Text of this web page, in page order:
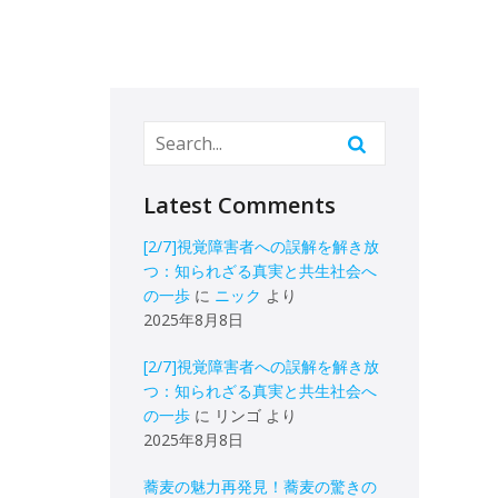
Latest Comments
[2/7]視覚障害者への誤解を解き放
つ：知られざる真実と共生社会へ
の一歩 に ニック より
2025年8月8日
[2/7]視覚障害者への誤解を解き放
つ：知られざる真実と共生社会へ
の一歩 に リンゴ より
2025年8月8日
蕎麦の魅力再発見！蕎麦の驚きの